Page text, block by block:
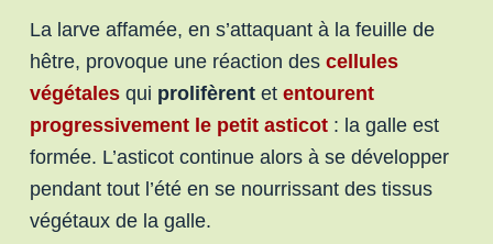
La larve affamée, en s’attaquant à la feuille de
hêtre, provoque une réaction des cellules
végétalesqui prolifèrentet entourent
progressivement le petit asticot : la galle est
formée. L’asticot continue alors à se développer
pendant tout l’été en se nourrissant des tissus
végétaux de la galle.